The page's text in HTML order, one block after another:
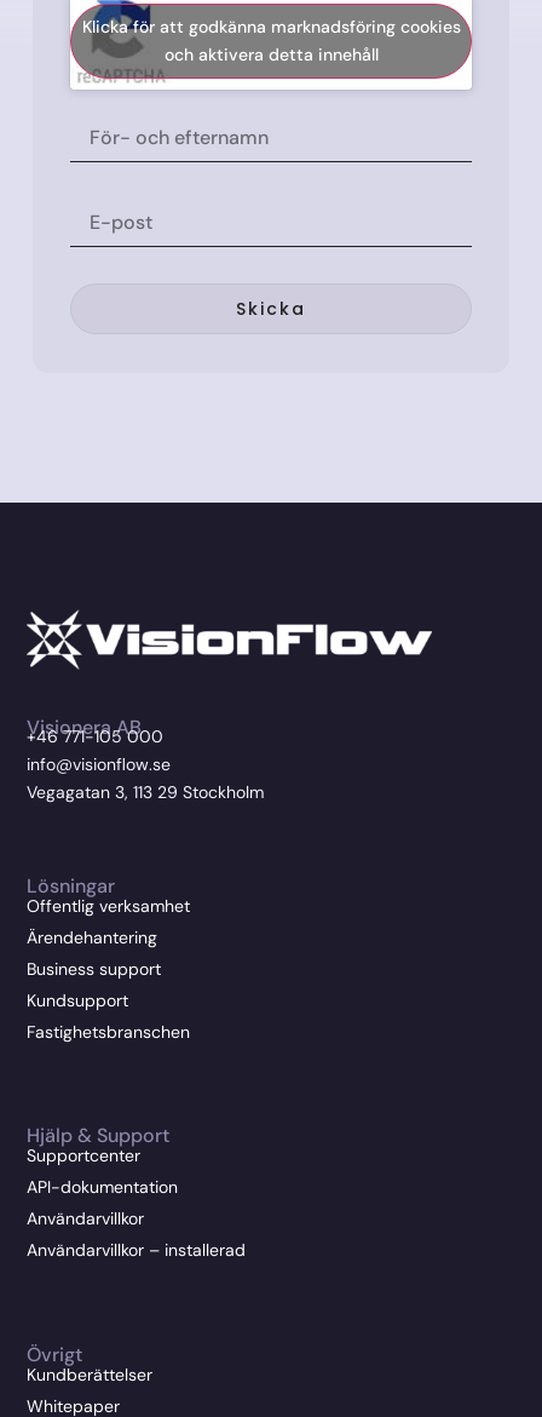
Klicka för att godkänna marknadsföring cookies
och aktivera detta innehåll
Skicka
Visionera AB
+46 771-105 000
info@visionflow.se
Vegagatan 3, 113 29 Stockholm
Lösningar
Offentlig verksamhet
Ärendehantering
Business support
Kundsupport
Fastighetsbranschen
Hjälp & Support
Supportcenter
API-dokumentation
Användarvillkor
Användarvillkor – installerad
Övrigt
Kundberättelser
Whitepaper